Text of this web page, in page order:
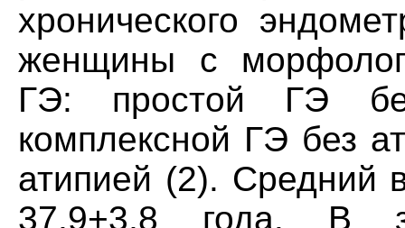
хронического
женщины с
ГЭ: простой ГЭ
комплексной ГЭ без
атипией (2). Средний
37,9+3,8 года. В